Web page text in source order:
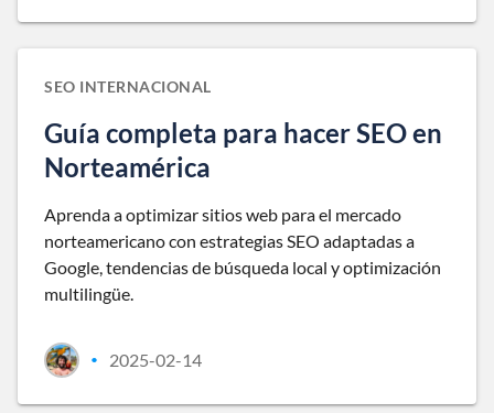
SEO INTERNACIONAL
Guía completa para hacer SEO en
Norteamérica
Aprenda a optimizar sitios web para el mercado
norteamericano con estrategias SEO adaptadas a
Google, tendencias de búsqueda local y optimización
multilingüe.
• 2025-02-14